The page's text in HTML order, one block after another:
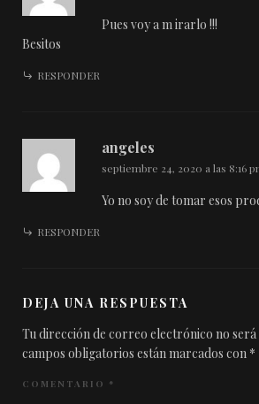
Pues voy a m irarlo !!!
Besitos
RESPONDER
angeles
septiembre 24, 2020 a las 8:16
Yo no soy de tomar esos
RESPONDER
DEJA UNA RESPUESTA
Tu dirección de correo electrónico no será
campos obligatorios están marcados con *
COMENTARIO *